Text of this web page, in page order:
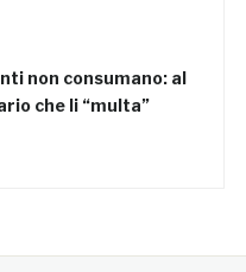
non consumano: al
che li “multa”